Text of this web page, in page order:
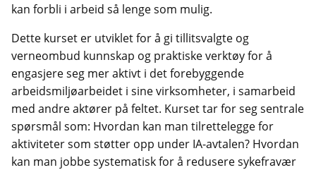
kan forbli i arbeid så lenge som mulig.
Dette kurset er utviklet for å gi tillitsvalgte og
verneombud kunnskap og praktiske verktøy for å
engasjere seg mer aktivt i det forebyggende
arbeidsmiljøarbeidet i sine virksomheter, i samarbeid
med andre aktører på feltet. Kurset tar for seg sentrale
spørsmål som: Hvordan kan man tilrettelegge for
aktiviteter som støtter opp under IA-avtalen? Hvordan
kan man jobbe systematisk for å redusere sykefravær